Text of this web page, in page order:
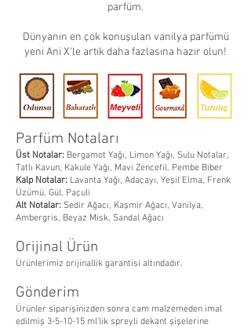
parfüm.
Dünyanın en çok konuşulan vanilya parfümü
yeni Ani X'le artık daha fazlasına hazır olun!
Parfüm Notaları
Üst Notalar: Bergamot Yağı, Limon Yağı, Sulu Notalar,
Tatlı Kavun, Kakule Yağı, Mavi Zencefil, Pembe Biber
Kalp Notalar: Lavanta Yağı, Adaçayı, Yeşil Elma, Frenk
Üzümü, Gül, Paçuli
Alt Notalar: Sedir Ağacı, Kaşmir Ağacı, Vanilya,
Ambergris, Beyaz Misk, Sandal Ağacı
Orijinal Ürün
Ürünlerimiz orijinallik garantisi altındadır.
Gönderim
Ürünler siparişinizden sonra cam malzemeden imal
edilmiş 3-5-10-15 ml’lik spreyli dekant şişelerine